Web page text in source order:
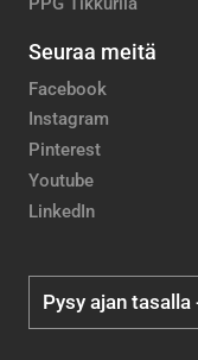
Seuraa meitä
Facebook
Instagram
Pinterest
Youtube
LinkedIn
Pysy ajan